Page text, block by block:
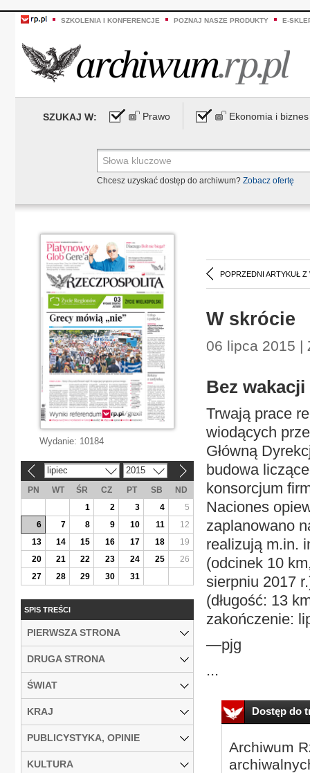
SZKOLENIA I KONFERENCJE POZNAJ NASZE PRODUKTY E-
SZUKAJ W: Prawo Ekonomia i biznes
Chcesz uzyskać dostęp do archiwum? Zobacz ofertę
POPRZEDNI ARTYKUŁ Z
W skrócie
06 lipca 2015 |
Bez
Trwają prace
wiodących
Główną
budowa
konsorcjum
Naciones
zaplanowano
realizują m.in.
(odcinek 10
sierpniu 2017
(długość: 13
zakończenie:
—pjg
...
Dostęp do
Archiwum
Wydanie: 10184
lipiec 2015
PN WT ŚR CZ PT SB
ND
1
2 3 4
5
6
7 8 9 10 11
12
13
14 15 16 17 18
19
20
21 22 23 24 25
26
27
28 29 30 31
SPIS TREŚCI
PIERWSZA STRONA
DRUGA STRONA
ŚWIAT
KRAJ
PUBLICYSTYKA, OPINIE
KULTURA